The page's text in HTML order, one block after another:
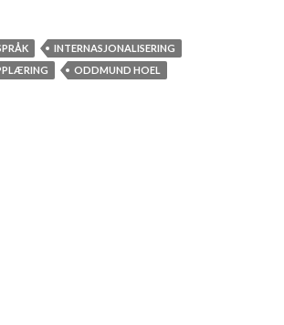
INTERNASJONALISERING
ODDMUND HOEL